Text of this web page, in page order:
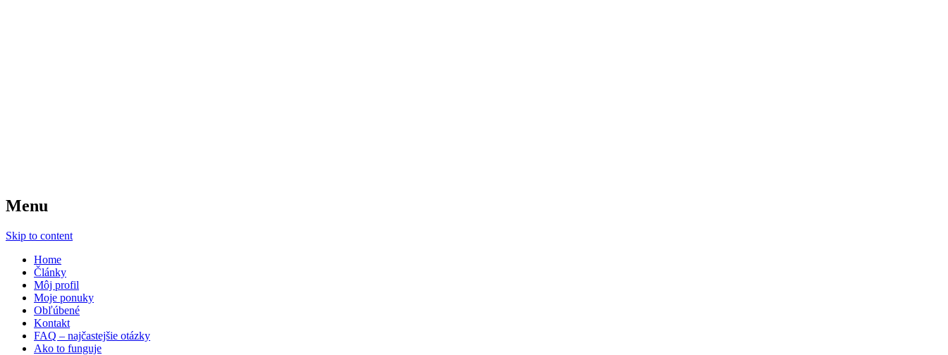
Menu
Skip to content
Home
Články
Môj profil
Moje ponuky
Obľúbené
Kontakt
FAQ – najčastejšie otázky
Ako to funguje